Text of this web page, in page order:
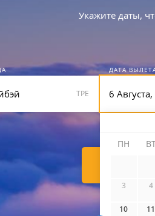
Укажите даты,
TPE
ДАТА
ПН
3 4
10 11